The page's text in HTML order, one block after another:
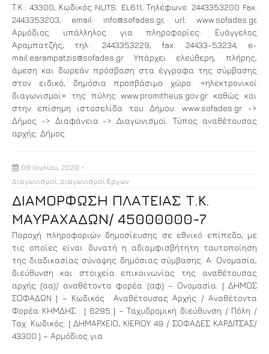
Τ.Κ.: 43300, Κωδικός NUTS: EL611, Τηλέφωνο: 2443353200 Fax:
2443353203, email: info@sofades.gr, url: www.sofades.gr,
Αρμόδιος υπάλληλος για πληροφορίες: Ευάγγελος
Αραμπατζής, τηλ.: 2443353229, fax: 24433-53234, e-
mail:earampatzis@sofades.gr Υπάρχει ελεύθερη, πλήρης,
άμεση και δωρεάν πρόσβαση στα έγγραφα της σύμβασης
στον ειδικό, δημόσια προσβάσιμο χώρο: «ηλεκτρονικοί
διαγωνισμοί» της πύλης www.promitheus.gov.gr καθώς και
στην επίσημη ιστοσελίδα του Δήμου: www.sofades.gr ->
Δήμος -> Διαφάνεια -> Διαγωνισμοί. Τύπος αναθέτουσας
αρχής: Δήμος
09 Ιουλίου, 2020
Διαγωνισμοί Διαγωνισμοί Έργων
ΔΙΑΜΟΡΦΩΣΗ ΠΛΑΤΕΙΑΣ Τ.Κ.
ΜΑΥΡΑΧΑΔΩΝ/ 45000000-7
Παροχή πληροφοριών δημοσίευσης σε εθνικό επίπεδο, με
τις οποίες είναι δυνατή η αδιαμφισβήτητη ταυτοποίηση
της διαδικασίας σύναψης δημόσιας σύμβασης: Α: Ονομασία,
διεύθυνση και στοιχεία επικοινωνίας της αναθέτουσας
αρχής (αα)/ αναθέτοντα φορέα (αφ) – Ονομασία: [ ΔΗΜΟΣ
ΣΟΦΑΔΩΝ ] – Κωδικός Αναθέτουσας Αρχής / Αναθέτοντα
Φορέα ΚΗΜΔΗΣ : [ 6285 ] – Ταχυδρομική διεύθυνση / Πόλη /
Ταχ. Κωδικός: [ ΔΗΜΑΡΧΕΙΟ, ΚΙΕΡΙΟΥ 49 / ΣΟΦΑΔΕΣ ΚΑΡΔΙΤΣΑΣ/
43300 ] – Αρμόδιος για